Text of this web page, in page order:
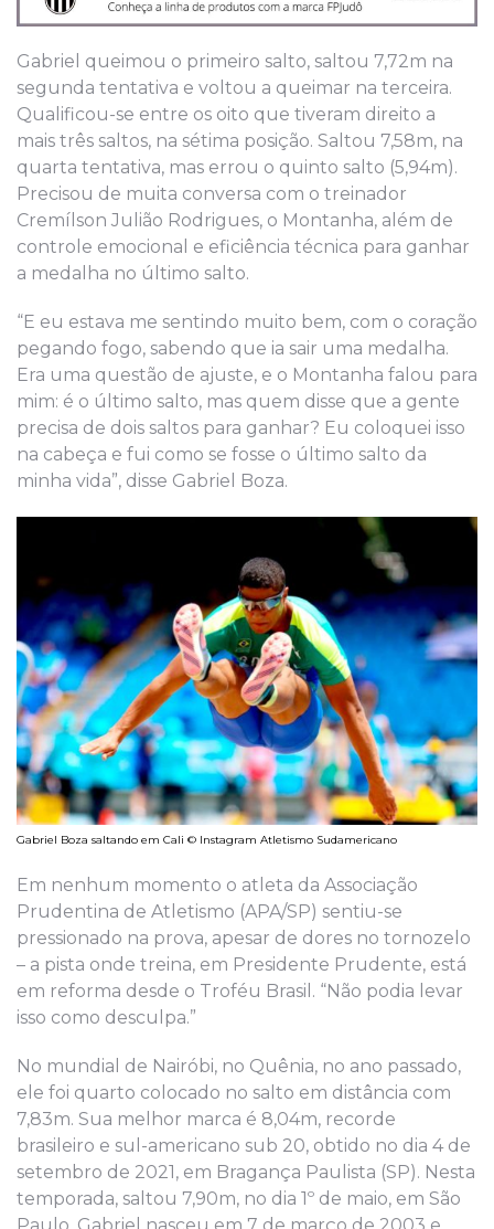
Gabriel queimou o primeiro salto, saltou 7,72m na
segunda tentativa e voltou a queimar na terceira.
Qualificou-se entre os oito que tiveram direito a
mais três saltos, na sétima posição. Saltou 7,58m, na
quarta tentativa, mas errou o quinto salto (5,94m).
Precisou de muita conversa com o treinador
Cremílson Julião Rodrigues, o Montanha, além de
controle emocional e eficiência técnica para ganhar
a medalha no último salto.
“E eu estava me sentindo muito bem, com o coração
pegando fogo, sabendo que ia sair uma medalha.
Era uma questão de ajuste, e o Montanha falou para
mim: é o último salto, mas quem disse que a gente
precisa de dois saltos para ganhar? Eu coloquei isso
na cabeça e fui como se fosse o último salto da
minha vida”, disse Gabriel Boza.
Gabriel Boza saltando em Cali © Instagram Atletismo Sudamericano
Em nenhum momento o atleta da Associação
Prudentina de Atletismo (APA/SP) sentiu-se
pressionado na prova, apesar de dores no tornozelo
– a pista onde treina, em Presidente Prudente, está
em reforma desde o Troféu Brasil. “Não podia levar
isso como desculpa.”
No mundial de Nairóbi, no Quênia, no ano passado,
ele foi quarto colocado no salto em distância com
7,83m. Sua melhor marca é 8,04m, recorde
brasileiro e sul-americano sub 20, obtido no dia 4 de
setembro de 2021, em Bragança Paulista (SP). Nesta
temporada, saltou 7,90m, no dia 1º de maio, em São
Paulo. Gabriel nasceu em 7 de março de 2003 e